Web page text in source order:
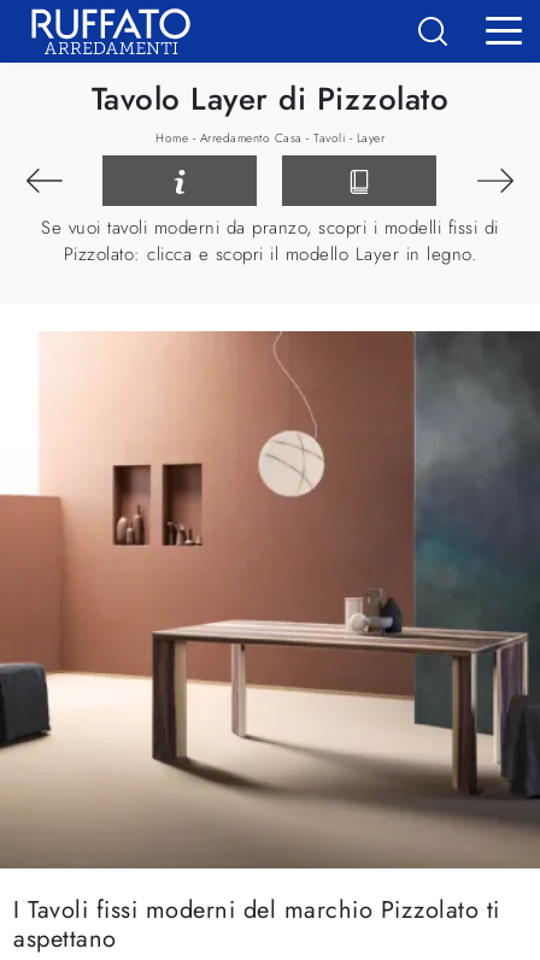
Tavolo Layer di Pizzolato
Home - Arredamento Casa - Tavoli - Layer
Se vuoi tavoli moderni da pranzo, scopri i modelli fissi di
Pizzolato: clicca e scopri il modello Layer in legno.
I Tavoli fissi moderni del marchio Pizzolato ti
aspettano